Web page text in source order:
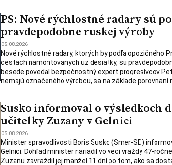
PS: Nové rýchlostné radary sú
pravdepodobne ruskej výroby
05.08.2026
Nové rýchlostné radary, ktorých by podľa opozičného
cestách namontovaných už desiatky, sú
besede povedal bezpečnostný expert progresívcov
nemajú označeného výrobcu, sa na základe porovnaní
Susko informoval o výsledkoch
učiteľky Zuzany v Gelnici
05.08.2026
Minister spravodlivosti Boris Susko (Smer-SD)
Gelnici. Dohľad minister nariadil vo veci vraždy 47-
Zuzanu zavraždil jej manžel 11 dní po tom, ako sa